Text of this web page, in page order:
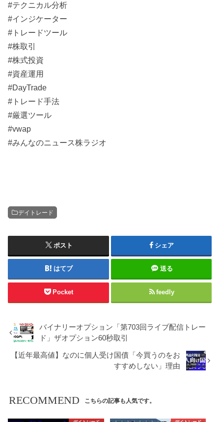
#テクニカル分析
#インジケーター
#トレードツール
#株取引
#株式投資
#資産運用
#DayTrade
#トレード手法
#厳選ツール
#vwap
#みんなのニュース株ラジオ
デイトレード
ポスト シェア
はてブ 送る
Pocket feedly
バイナリーオプション「第703回ライブ配信トレー
ド」ザオプション60秒取引
【近年最高値】なのに個人受け国債「今買うのをお
すすめしない」理由
RECOMMEND こちらの記事も人気です。